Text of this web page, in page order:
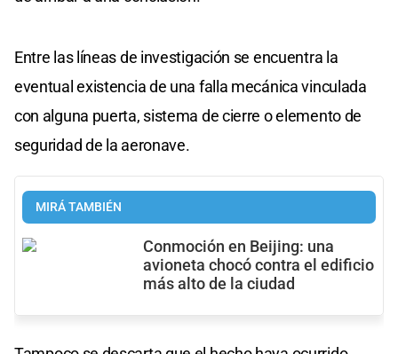
Entre las líneas de investigación se encuentra la
eventual existencia de una falla mecánica vinculada
con alguna puerta, sistema de cierre o elemento de
seguridad de la aeronave.
MIRÁ TAMBIÉN
Conmoción en Beijing: una
avioneta chocó contra el edificio
más alto de la ciudad